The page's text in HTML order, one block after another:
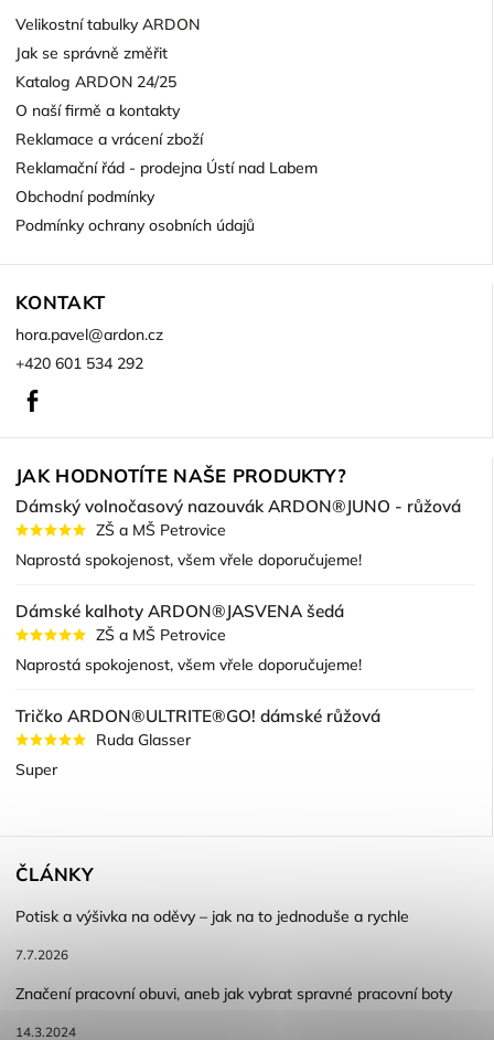
Velikostní tabulky ARDON
Jak se správně změřit
Katalog ARDON 24/25
O naší firmě a kontakty
Reklamace a vrácení zboží
Reklamační řád - prodejna Ústí nad Labem
Obchodní podmínky
Podmínky ochrany osobních údajů
KONTAKT
hora.pavel@ardon.cz
+420 601 534 292
JAK HODNOTÍTE NAŠE PRODUKTY?
Dámský volnočasový nazouvák ARDON®JUNO - růžová
ZŠ a MŠ Petrovice
Naprostá spokojenost, všem vřele doporučujeme!
Dámské kalhoty ARDON®JASVENA šedá
ZŠ a MŠ Petrovice
Naprostá spokojenost, všem vřele doporučujeme!
Tričko ARDON®ULTRITE®GO! dámské růžová
Ruda Glasser
Super
ČLÁNKY
Potisk a výšivka na oděvy – jak na to jednoduše a rychle
7.7.2026
Značení pracovní obuvi, aneb jak vybrat spravné pracovní boty
14.3.2024